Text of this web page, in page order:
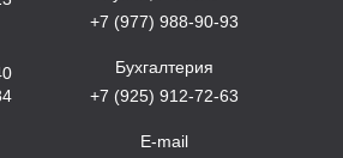
+7 (977) 988-90-93
Бухгалтерия
+7 (925) 912-72-63
E-mail